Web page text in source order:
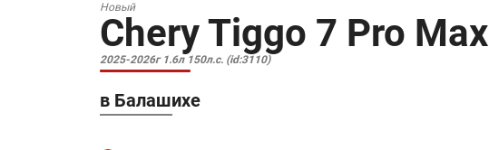
Новый
Chery Tiggo 7 Pro Max
2025-2026г 1.6л 150л.с. (id:3110)
в Балашихе